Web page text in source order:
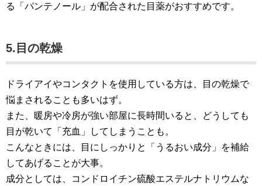
る「パンテノール」が配合された目薬がおすすめです。
5.目の乾燥
ドライアイやコンタクトを使用している方は、目の乾燥で
悩まされることも多いはず。
また、暖房や冷房が強い部屋に長時間いると、どうしても
目が乾いて「充血」してしまうことも。
こんなときには、目にしっかりと「うるおい成分」を補給
してあげることが大事。
成分としては、コンドロイチン硫酸エステルナトリウムな